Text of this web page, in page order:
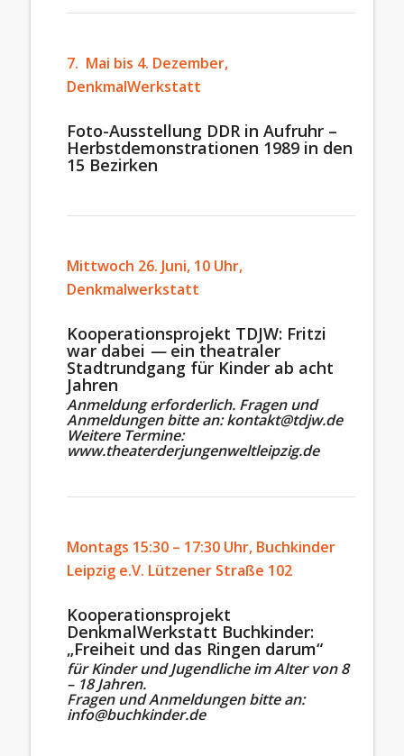
7. Mai bis 4. Dezember,
DenkmalWerkstatt
Foto-Ausstellung DDR in Aufruhr –
Herbstdemonstrationen 1989 in den
15 Bezirken
Mittwoch 26. Juni, 10 Uhr,
Denkmalwerkstatt
Kooperationsprojekt TDJW: Fritzi
war dabei — ein theatraler
Stadtrundgang für Kinder ab acht
Jahren
Anmeldung erforderlich. Fragen und
Anmeldungen bitte an:kontakt@tdjw.de
Weitere Termine:
www.theaterderjungenweltleipzig.de
Montags 15:30 – 17:30 Uhr, Buchkinder
Leipzig e.V. Lützener Straße 102
Kooperationsprojekt
DenkmalWerkstatt Buchkinder:
„Freiheit und das Ringen darum“
für Kinder und Jugendliche im Alter von 8
– 18 Jahren.
Fragen und Anmeldungen bitte an:
info@buchkinder.de